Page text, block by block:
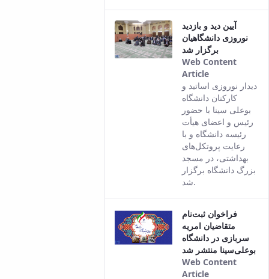
آیین دید و بازدید
نوروزی دانشگاهیان
برگزار شد
Web Content
Article
This result
comes from
the Persian
version of
this content.
دیدار نوروزی اساتید و
کارکنان دانشگاه
بوعلی سینا با حضور
رئیس و اعضای هیأت
رئیسه دانشگاه و با
رعایت پروتکل‌های
بهداشتی، در مسجد
بزرگ دانشگاه برگزار
شد.
فراخوان ثبت‌نام
متقاضیان امریه
سربازی در دانشگاه
بوعلی‌سینا منتشر شد
Web Content
Article